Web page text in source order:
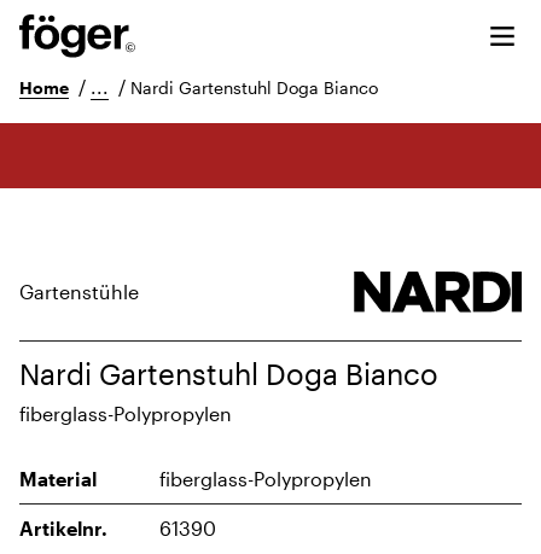
Home / ... / Nardi Gartenstuhl Doga Bianco
Gartenstühle
Nardi Gartenstuhl Doga Bianco
fiberglass-Polypropylen
Material fiberglass-Polypropylen
Artikelnr. 61390